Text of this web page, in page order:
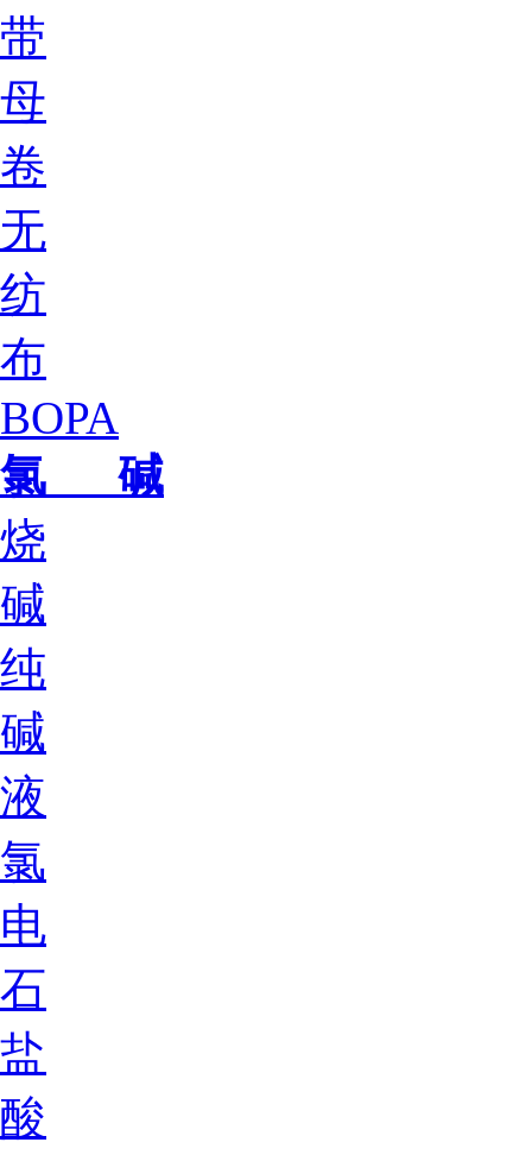
带
母
卷
无
纺
布
BOPA
氯 碱
烧
碱
纯
碱
液
氯
电
石
盐
酸